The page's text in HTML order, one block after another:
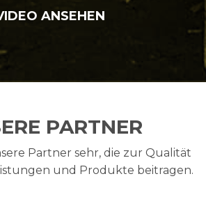
ANSEHEN
PARTNER
Partner sehr, die zur Qualität
und Produkte beitragen.